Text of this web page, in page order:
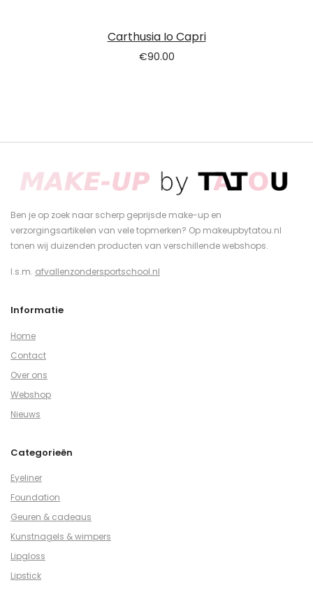
Carthusia Io Capri
€90.00
Ben je op zoek naar scherp geprijsde make-up en
verzorgingsartikelen van vele topmerken? Op makeupbytatou.nl
tonen wij duizenden producten van verschillende webshops.
I.s.m. afvallenzondersportschool.nl
Informatie
Home
Contact
Over ons
Webshop
Nieuws
Categorieën
Eyeliner
Foundation
Geuren & cadeaus
Kunstnagels & wimpers
Lipgloss
Lipstick